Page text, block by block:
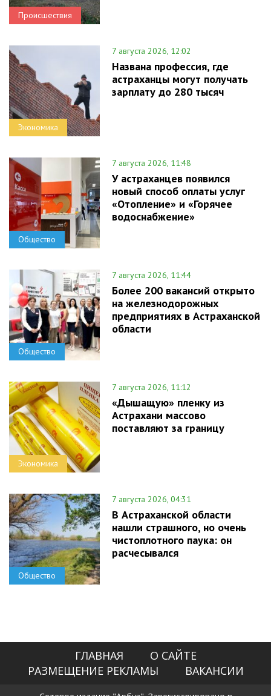
Происшествия
Экономика
7 августа 2026, 12:02
Названа профессия, где
астраханцы могут получать
зарплату до 280 тысяч
Общество
7 августа 2026, 11:48
У астраханцев появился
новый способ оплаты услуг
«Отопление» и «Горячее
водоснабжение»
Общество
7 августа 2026, 11:44
Более 200 вакансий открыто
на железнодорожных
предприятиях в Астраханской
области
Экономика
7 августа 2026, 11:12
«Дышащую» пленку из
Астрахани массово
поставляют за границу
Общество
7 августа 2026, 04:31
В Астраханской области
нашли страшного, но очень
чистоплотного паука: он
расчесывался
ГЛАВНАЯ
О САЙТЕ
РАЗМЕЩЕНИЕ РЕКЛАМЫ
ВАКАНСИИ